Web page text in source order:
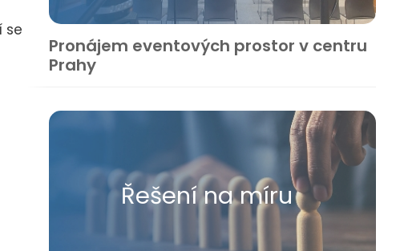
se
Pronájem eventových prostor v centru
Prahy
Řešení na míru